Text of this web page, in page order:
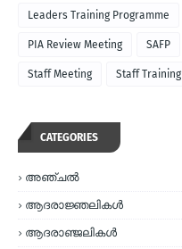
Leaders Training Programme
PIA Review Meeting SAFP
Staff Meeting Staff
CATEGORIES
അഞ്ചല്‍
ആദരാജ്ഞലികള്‍
ആദരാഞ്ജലികള്‍